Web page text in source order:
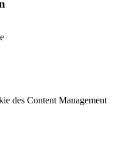
des Content Management